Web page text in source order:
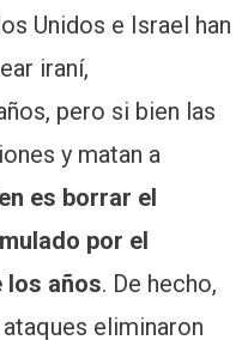
Unidos e Israel han
iraní,
pero si bien las
y matan a
es borrar el
por el
los años. De hecho,
eliminaron